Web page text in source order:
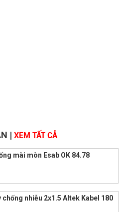
| XEM TẤT CẢ
mài mòn Esab OK 84.78
chống nhiễu 2x1.5 Altek Kabel 180